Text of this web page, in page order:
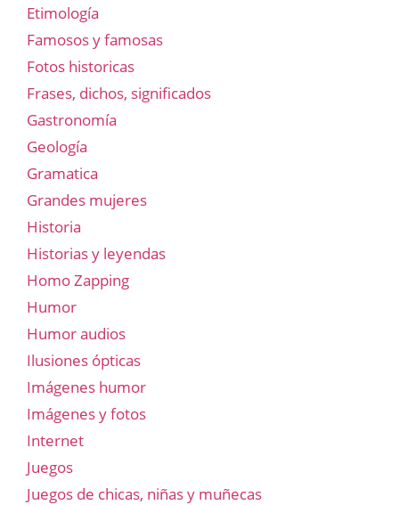
Etimología
Famosos y famosas
Fotos historicas
Frases, dichos, significados
Gastronomía
Geología
Gramatica
Grandes mujeres
Historia
Historias y leyendas
Homo Zapping
Humor
Humor audios
Ilusiones ópticas
Imágenes humor
Imágenes y fotos
Internet
Juegos
Juegos de chicas, niñas y muñecas